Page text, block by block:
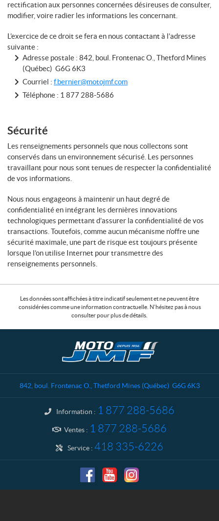
rectification aux personnes concernées désireuses de consulter,
modifier, voire radier les informations les concernant.
L’exercice de ce droit se fera en nous contactant à l’adresse
suivante :
Adresse postale : 842, boul. Frontenac O., Thetford Mines
(Québec) G6G 6K3
Courriel : f.bernier@motojmf.com
Téléphone : 1 877 288-5686
Sécurité
Les renseignements personnels que nous collectons sont
conservés dans un environnement sécurisé. Les personnes
travaillant pour nous sont tenues de respecter la confidentialité
de vos informations.
Nous nous engageons à maintenir un haut degré de
confidentialité en intégrant les dernières innovations
technologiques permettant d’assurer la confidentialité de vos
transactions. Toutefois, comme aucun mécanisme n’offre une
sécurité maximale, une part de risque est toujours présente
lorsque l’on utilise Internet pour transmettre des
renseignements personnels.
Les données sont affichées à titre indicatif seulement et ne peuvent être
considérées comme une information contractuelle. N'hésitez pas à nous
consulter pour plus de détails.
t
c
o
M
842, boul. Frontenac O. Thetford Mines(Québec) G6G 6K3
Information : 1 877 288-5686
Ventes : 1 877 288-5686
Service : 418 335-6226